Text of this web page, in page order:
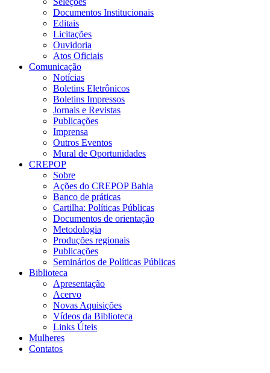
Documentos Institucionais
Editais
Licitações
Ouvidoria
Atos Oficiais
Comunicação
Notícias
Boletins Eletrônicos
Boletins Impressos
Jornais e Revistas
Publicações
Imprensa
Outros Eventos
Mural de Oportunidades
CREPOP
Sobre
Ações do CREPOP Bahia
Banco de práticas
Cartilha: Políticas Públicas
Documentos de orientação
Metodologia
Produções regionais
Publicações
Seminários de Políticas Públicas
Biblioteca
Apresentação
Acervo
Novas Aquisições
Vídeos da Biblioteca
Links Úteis
Mulheres
Contatos